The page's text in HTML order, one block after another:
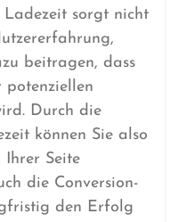
sorgt nicht
beitragen, dass
potenziellen
Durch die
können Sie also
Seite
die Conversion-
den Erfolg